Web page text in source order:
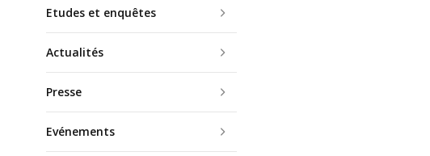
Etudes et enquêtes
Actualités
Presse
Evénements